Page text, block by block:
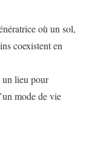
où un sol,
coexistent en
un lieu pour
mode de vie